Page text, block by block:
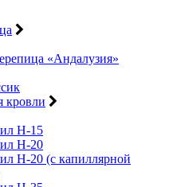
«Андалузия»
кровли
Н-15
Н-20
Н-20 (с капиллярной